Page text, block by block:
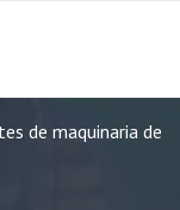
de maquinaria de